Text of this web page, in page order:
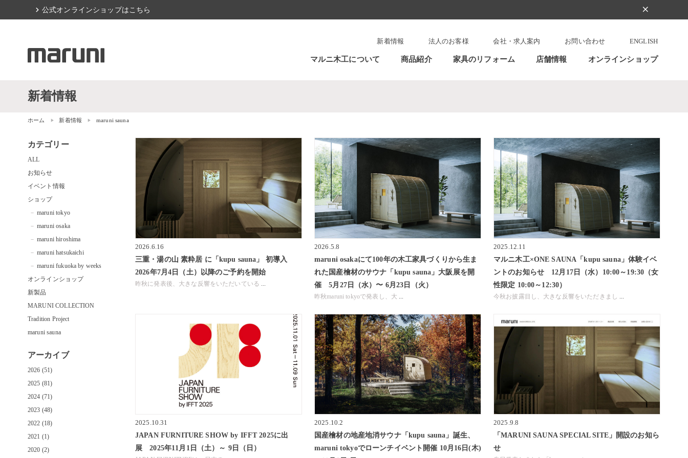
chevron_right 公式オンラインショップはこちら clear
マルニ木工について 商品紹介 家具のリフォーム 店舗情報 オンラインショップ
新着情報 法人のお客様 会社・求人案内 お問い合わせ ENGLISH
新着情報
ホーム 新着情報 maruni sauna
2026.6.16
三重・湯の山 素粋居 に「kupu sauna」 初導入
2026年7月4日（土）以降のご予約を開始
昨秋に発表後、大きな反響をいただいている
2026.5.8
maruni osakaにて100年の木工家具づくりから生ま
れた国産檜材のサウナ「kupu sauna」大阪展を開
催 5月27日（水）〜 6月23日（火）
昨秋maruni tokyoで発表し、大
2025.12.11
マルニ木工×ONE SAUNA「kupu sauna」体験イベ
ントのお知らせ 12月17日（水）10:00～19:30（女
性限定 10:00～12:30）
今秋お披露目し、大きな反響をいただきまし
2025.10.31
JAPAN FURNITURE SHOW by IFFT 2025に出
展 2025年11月1日（土）～ 9日（日）
2025.10.2
国産檜材の地産地消サウナ「kupu sauna」誕生、
maruni tokyoでローンチイベント開催 10月16日(木)
2025.9.8
「MARUNI SAUNA SPECIAL SITE」開設のお知ら
せ
カテゴリー
ALL
お知らせ
イベント情報
ショップ
maruni tokyo
maruni osaka
maruni hiroshima
maruni hatsukaichi
maruni fukuoka by weeks
オンラインショップ
新製品
MARUNI COLLECTION
Tradition Project
maruni sauna
アーカイブ
2026 (51)
2025 (81)
2024 (71)
2023 (48)
2022 (18)
2021 (1)
2020 (2)